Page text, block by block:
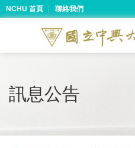
NCHU 首頁 聯絡我們
訊息公告